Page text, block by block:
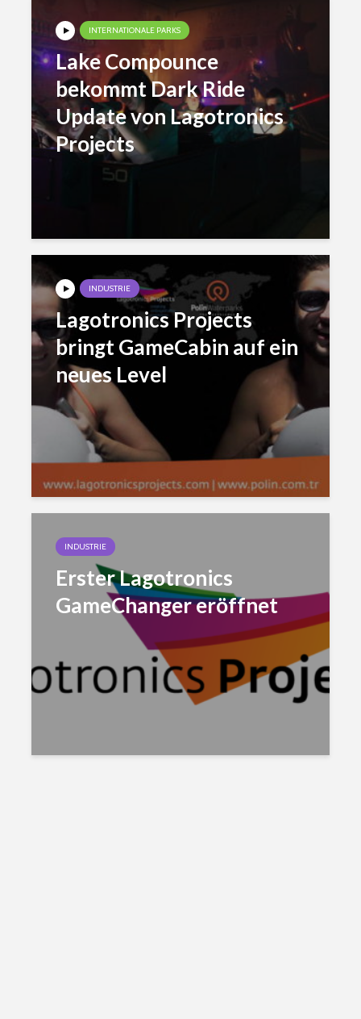
INTERNATIONALE PARKS
Lake Compounce
bekommt Dark Ride
Update von Lagotronics
Projects
INDUSTRIE
Lagotronics Projects
bringt GameCabin auf ein
neues Level
INDUSTRIE
Erster Lagotronics
GameChanger eröffnet